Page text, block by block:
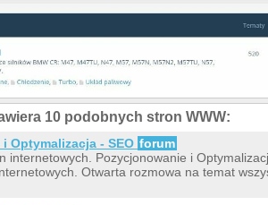
10 podobnych stron WWW:
Optymalizacja - SEO forum
internetowych. Pozycjonowanie i
Otwarta rozmowa na temat